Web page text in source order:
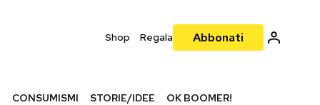
Shop Regala Abbonati
CONSUMISMI STORIE/IDEE OK BOOMER!